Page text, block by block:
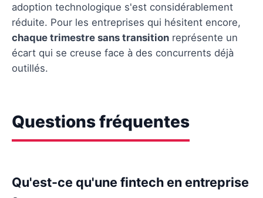
adoption technologique s'est considérablement
réduite. Pour les entreprises qui hésitent encore,
chaque trimestre sans transition représente un
écart qui se creuse face à des concurrents déjà
outillés.
Questions fréquentes
Qu'est-ce qu'une fintech en entreprise